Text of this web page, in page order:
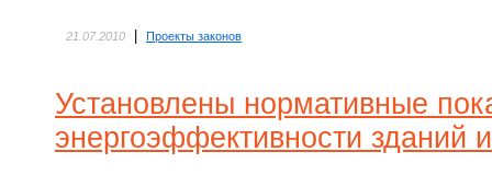
21.07.2010 Проекты законов
Установлены нормативные
энергоэффективности зданий